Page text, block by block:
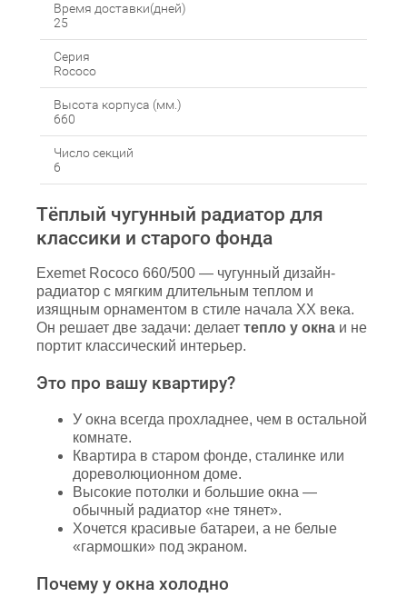
Время доставки(дней)
25
Серия
Rococo
Высота корпуса (мм.)
660
Число секций
6
Тёплый чугунный радиатор для
классики и старого фонда
Exemet Rococo 660/500 — чугунный дизайн-
радиатор с мягким длительным теплом и
изящным орнаментом в стиле начала XX века.
Он решает две задачи: делает тепло у окна и не
портит классический интерьер.
Это про вашу квартиру?
У окна всегда прохладнее, чем в остальной
комнате.
Квартира в старом фонде, сталинке или
дореволюционном доме.
Высокие потолки и большие окна —
обычный радиатор «не тянет».
Хочется красивые батареи, а не белые
«гармошки» под экраном.
Почему у окна холодно